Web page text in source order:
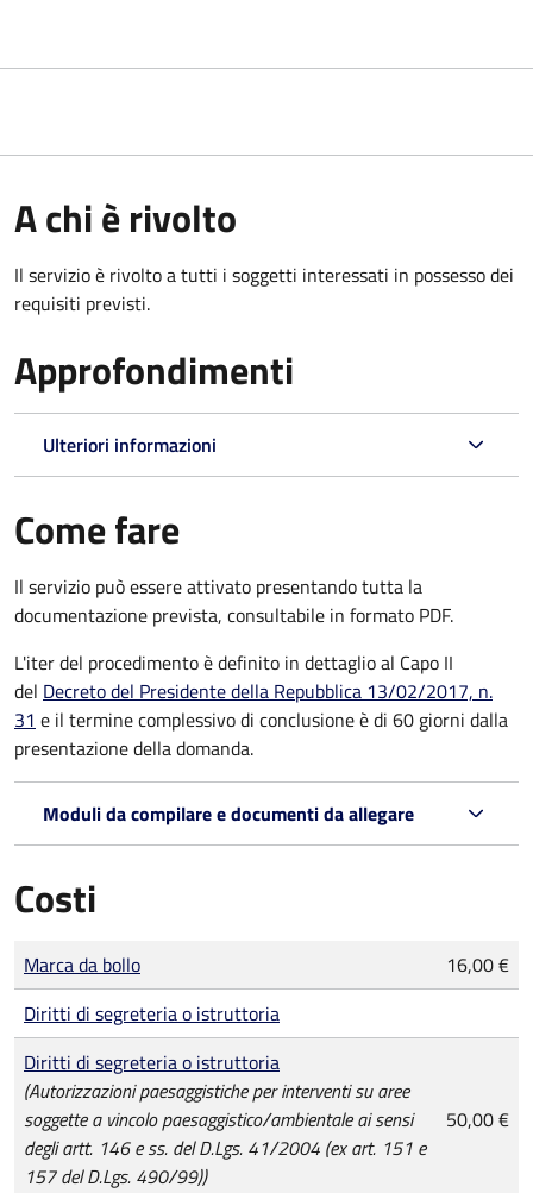
A chi è rivolto
Il servizio è rivolto a tutti i soggetti interessati in possesso dei
requisiti previsti.
Approfondimenti
Ulteriori informazioni
Come fare
Il servizio può essere attivato presentando tutta la
documentazione prevista, consultabile in formato PDF.
L'iter del procedimento è definito in dettaglio al Capo II
del Decreto del Presidente della Repubblica 13/02/2017, n.
31 e il termine complessivo di conclusione è di 60 giorni dalla
presentazione della domanda.
Moduli da compilare e documenti da allegare
Costi
Tipo di pagamento
Importo
Marca da bollo
16,00 €
Diritti di segreteria o istruttoria
Diritti di segreteria o istruttoria
(Autorizzazioni paesaggistiche per interventi su aree
soggette a vincolo paesaggistico/ambientale ai sensi
degli artt. 146 e ss. del D.Lgs. 41/2004 (ex art. 151 e
157 del D.Lgs. 490/99))
50,00 €